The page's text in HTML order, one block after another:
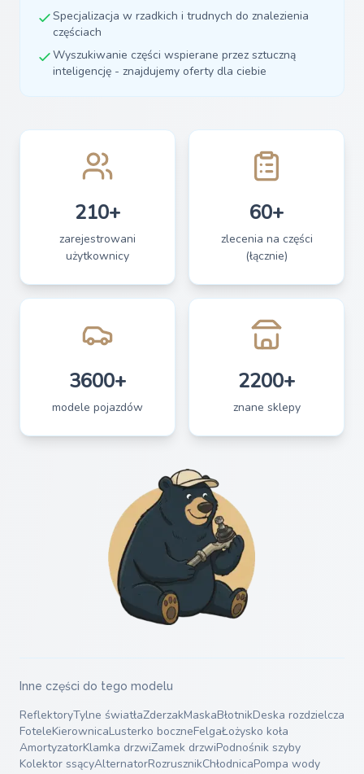
Specjalizacja w rzadkich i trudnych do znalezienia
częściach
Wyszukiwanie części wspierane przez sztuczną
inteligencję - znajdujemy oferty dla ciebie
210+
zarejestrowani
użytkownicy
60+
zlecenia na części
(łącznie)
3600+
modele pojazdów
2200+
znane sklepy
Inne części do tego modelu
ReflektoryTylne światłaZderzakMaskaBłotnikDeska rozdzielcza
FoteleKierownicaLusterko boczneFelgaŁożysko koła
AmortyzatorKlamka drzwiZamek drzwiPodnośnik szyby
Kolektor ssącyAlternatorRozrusznikChłodnicaPompa wody